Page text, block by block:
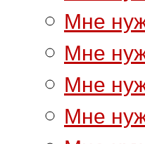
Мне
Мне
Мне
Мне